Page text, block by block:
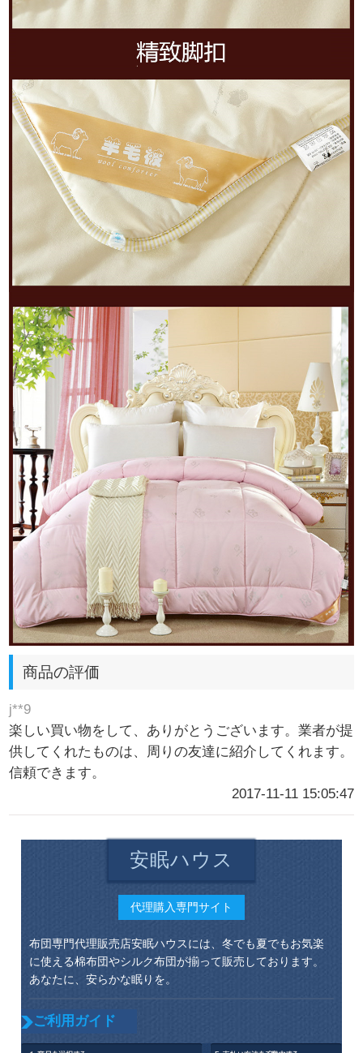
商品の評価
j**9
楽しい買い物をして、ありがとうございます。業者が提
供してくれたものは、周りの友達に紹介してくれます。
信頼できます。
2017-11-11 15:05:47
安眠ハウス
代理購入専門サイト
布団専門代理販売店安眠ハウスには、冬でも夏でもお気楽
に使える棉布団やシルク布団が揃って販売しております。
あなたに、安らかな眠りを。
ご利用ガイド